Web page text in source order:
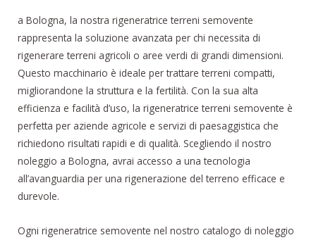
a Bologna, la nostra rigeneratrice terreni semovente
rappresenta la soluzione avanzata per chi necessita di
rigenerare terreni agricoli o aree verdi di grandi dimensioni.
Questo macchinario è ideale per trattare terreni compatti,
migliorandone la struttura e la fertilità. Con la sua alta
efficienza e facilità d’uso, la rigeneratrice terreni semovente è
perfetta per aziende agricole e servizi di paesaggistica che
richiedono risultati rapidi e di qualità. Scegliendo il nostro
noleggio a Bologna, avrai accesso a una tecnologia
all’avanguardia per una rigenerazione del terreno efficace e
durevole.
Ogni rigeneratrice semovente nel nostro catalogo di noleggio